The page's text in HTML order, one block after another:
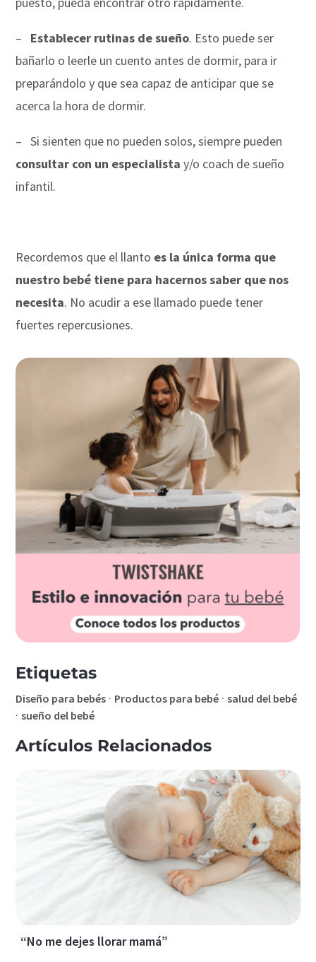
– Establecer rutinas de sueño. Esto puede ser
bañarlo o leerle un cuento antes de dormir, para ir
preparándolo y que sea capaz de anticipar que se
acerca la hora de dormir.
–Si sienten que no pueden solos, siempre pueden
consultar con un especialista y/o coach de sueño
infantil.
Recordemos que el llanto es la única forma que
nuestro bebé tiene para hacernos saber que nos
necesita. No acudir a ese llamado puede tener
fuertes repercusiones.
Etiquetas
Diseño para bebés · Productos para bebé ·salud del bebé
·sueño del bebé
Artículos Relacionados
“No me dejes llorar mamá”